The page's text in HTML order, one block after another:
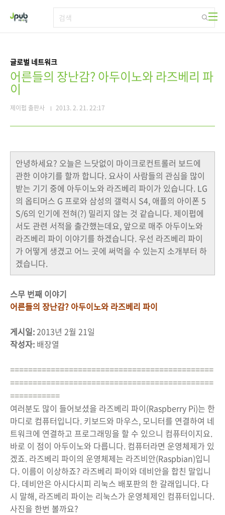
글로벌 네트워크
어른들의 장난감? 아두이노와 라즈베리 파
이
제이펍 출판사 2013. 2. 21. 22:17
안녕하세요? 오늘은 느닷없이 마이크로컨트롤러 보드에
관한 이야기를 할까 합니다. 요사이 사람들의 관심을 많이
받는 기기 중에 아두이노와 라즈베리 파이가 있습니다. LG
의 옵티머스 G 프로와 삼성의 갤럭시 S4, 애플의 아이폰 5
S/6의 인기에 전혀(?) 밀리지 않는 것 같습니다. 제이펍에
서도 관련 서적을 출간했는데요, 앞으로 매주 아두이노와
라즈베리 파이 이야기를 하겠습니다. 우선 라즈베리 파이
가 어떻게 생겼고 어느 곳에 써먹을 수 있는지 소개부터 하
겠습니다.
스무 번째 이야기
어른들의 장난감? 아두이노와 라즈베리 파이
게시일:2013년 2월 21일
작성자: 배장열
=============================================
=============================================
===========
여러분도 많이 들어보셨을 라즈베리 파이(Raspberry Pi)는 한
마디로 컴퓨터입니다. 키보드와 마우스, 모니터를 연결하여 네
트워크에 연결하고 프로그래밍을 할 수 있으니 컴퓨터이지요.
바로 이 점이 아두이노와 다릅니다. 컴퓨터라면 운영체제가 있
겠죠. 라즈베리 파이의 운영체제는 라즈비안(Raspbian)입니
다. 이름이 이상하죠? 라즈베리 파이와 데비안을 합친 말입니
다. 데비안은 아시다시피 리눅스 배포판의 한 갈래입니다. 다
시 말해, 라즈베리 파이는 리눅스가 운영체제인 컴퓨터입니다.
사진을 한번 볼까요?